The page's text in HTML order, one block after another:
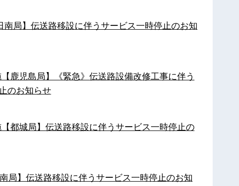
南局】伝送路移設に伴うサービス一時停止のお知
鹿児島局】《緊急》伝送路設備改修工事に伴う
のお知らせ
都城局】伝送路移設に伴うサービス一時停止の
局】伝送路移設に伴うサービス一時停止のお知